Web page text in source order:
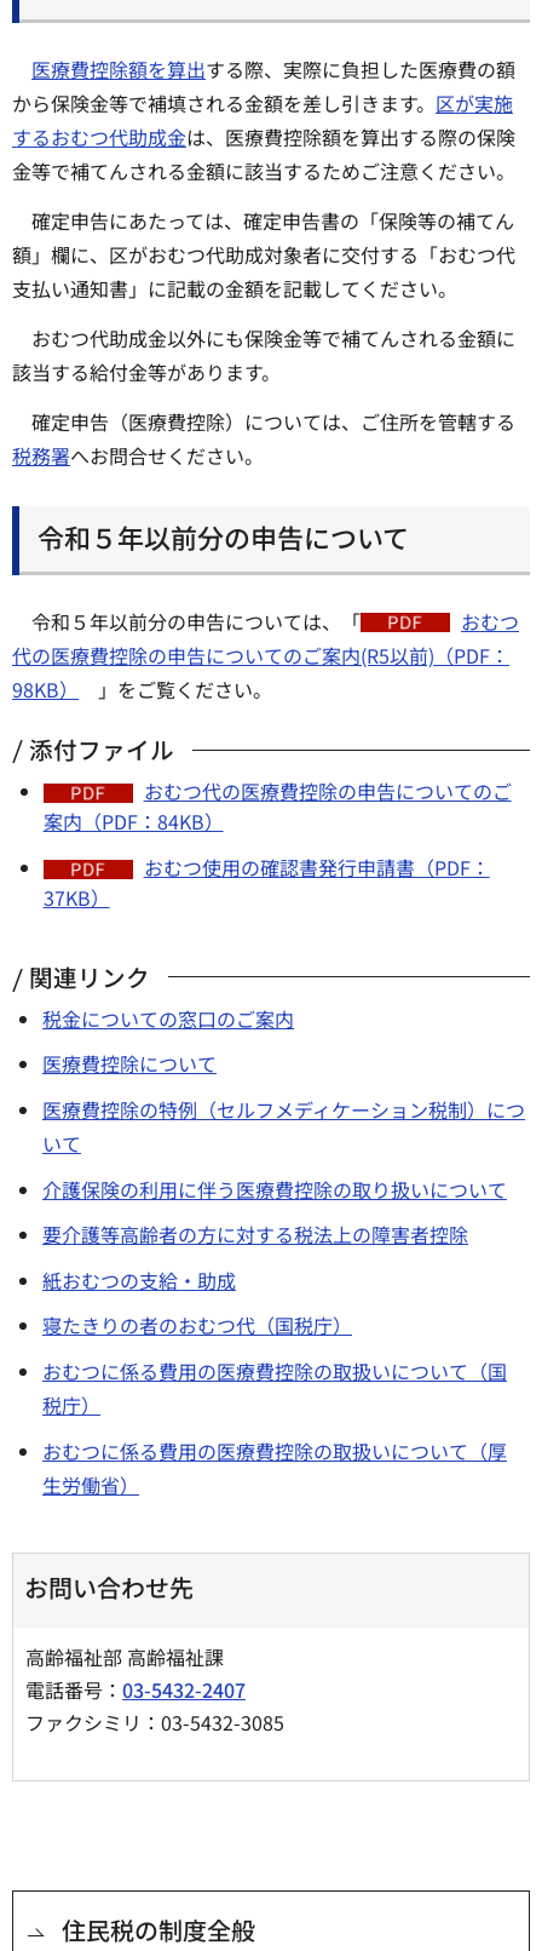
医療費控除額を算出する際、実際に負担した医療費の額
から保険金等で補填される金額を差し引きます。 区が実施
するおむつ代助成金は、医療費控除額を算出する際の保険
金等で補てんされる金額に該当するためご注意ください。
確定申告にあたっては、確定申告書の「保険等の補てん
額」欄に、区がおむつ代助成対象者に交付する「おむつ代
支払い通知書」に記載の金額を記載してください。
おむつ代助成金以外にも保険金等で補てんされる金額に
該当する給付金等があります。
確定申告（医療費控除）については、ご住所を管轄する
税務署へお問合せください。
令和５年以前分の申告について
令和５年以前分の申告については、「
おむつ
代の医療費控除の申告についてのご案内(R5以前)（PDF：
98KB）
」をご覧ください。
添付ファイル
おむつ代の医療費控除の申告についてのご
案内（PDF：84KB）
おむつ使用の確認書発行申請書（PDF：
37KB）
関連リンク
税金についての窓口のご案内
医療費控除について
医療費控除の特例（セルフメディケーション税制）につ
いて
介護保険の利用に伴う医療費控除の取り扱いについて
要介護等高齢者の方に対する税法上の障害者控除
紙おむつの支給・助成
寝たきりの者のおむつ代（国税庁）
おむつに係る費用の医療費控除の取扱いについて（国
税庁）
おむつに係る費用の医療費控除の取扱いについて（厚
生労働省）
お問い合わせ先
高齢福祉部 高齢福祉課
電話番号： 03-5432-2407
ファクシミリ：03-5432-3085
住民税の制度全般